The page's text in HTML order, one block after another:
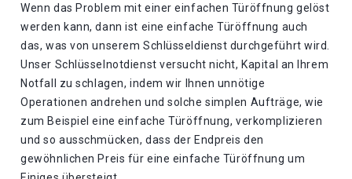
Wenn das Problem mit einer einfachen Türöffnung gelöst
werden kann, dann ist eine einfache Türöffnung auch
das, was von unserem Schlüsseldienst durchgeführt wird.
Unser Schlüsselnotdienst versucht nicht, Kapital an Ihrem
Notfall zu schlagen, indem wir Ihnen unnötige
Operationen andrehen und solche simplen Aufträge, wie
zum Beispiel eine einfache Türöffnung, verkomplizieren
und so ausschmücken, dass der Endpreis den
gewöhnlichen Preis für eine einfache Türöffnung um